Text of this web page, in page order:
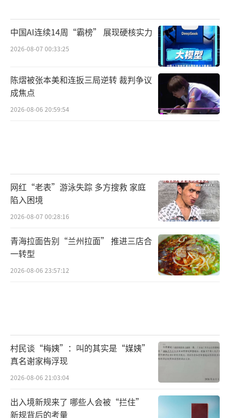
中国AI连续14周“霸榜” 展现硬核实力
2026-08-07 00:33:25
陈熠被张本美和连扳三局逆转 裁判争议
成焦点
2026-08-06 20:59:54
网红“老表”游泳失踪 多方搜救 家庭
陷入困境
2026-08-07 00:28:16
青海拉面告别“兰州拉面” 推进三店合
一转型
2026-08-06 23:57:12
村民谈“梅姨”：叫的其实是“媒姨”
真名谢家梅浮现
2026-08-06 21:03:04
出入境新规来了 哪些人会被“拦住”
新规背后的考量